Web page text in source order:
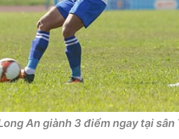
An giành 3 điểm ngay tại sân